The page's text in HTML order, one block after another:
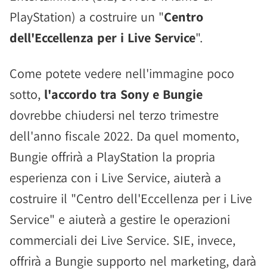
PlayStation) a costruire un "Centro
dell'Eccellenza per i Live Service".
Come potete vedere nell'immagine poco
sotto, l'accordo tra Sony e Bungie
dovrebbe chiudersi nel terzo trimestre
dell'anno fiscale 2022. Da quel momento,
Bungie offrirà a PlayStation la propria
esperienza con i Live Service, aiuterà a
costruire il "Centro dell'Eccellenza per i Live
Service" e aiuterà a gestire le operazioni
commerciali dei Live Service. SIE, invece,
offrirà a Bungie supporto nel marketing, darà